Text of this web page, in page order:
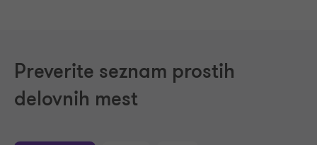
Preverite seznam prostih
delovnih mest